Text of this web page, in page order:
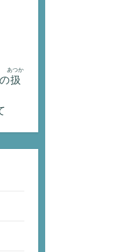
の扱
あつか